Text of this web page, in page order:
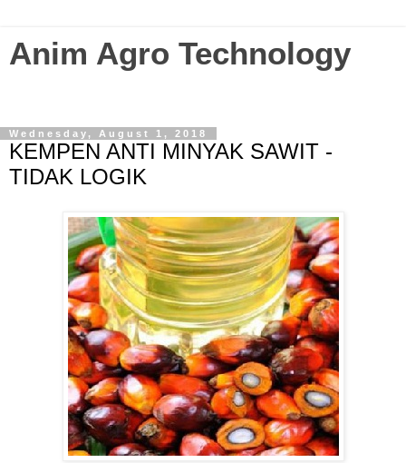
Anim Agro Technology
Wednesday, August 1, 2018
KEMPEN ANTI MINYAK SAWIT -
TIDAK LOGIK